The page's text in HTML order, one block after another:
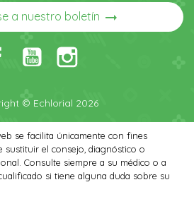
a nuestro boletín arrow_right_alt
© Echlorial 2026
se facilita únicamente con fines
el consejo, diagnóstico o
Consulte siempre a su médico o a
si tiene alguna duda sobre su